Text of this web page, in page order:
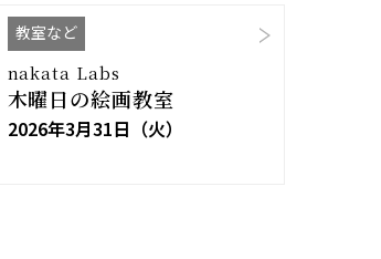
教室など
nakata Labs
木曜日の絵画教室
2026年3月31日（火）